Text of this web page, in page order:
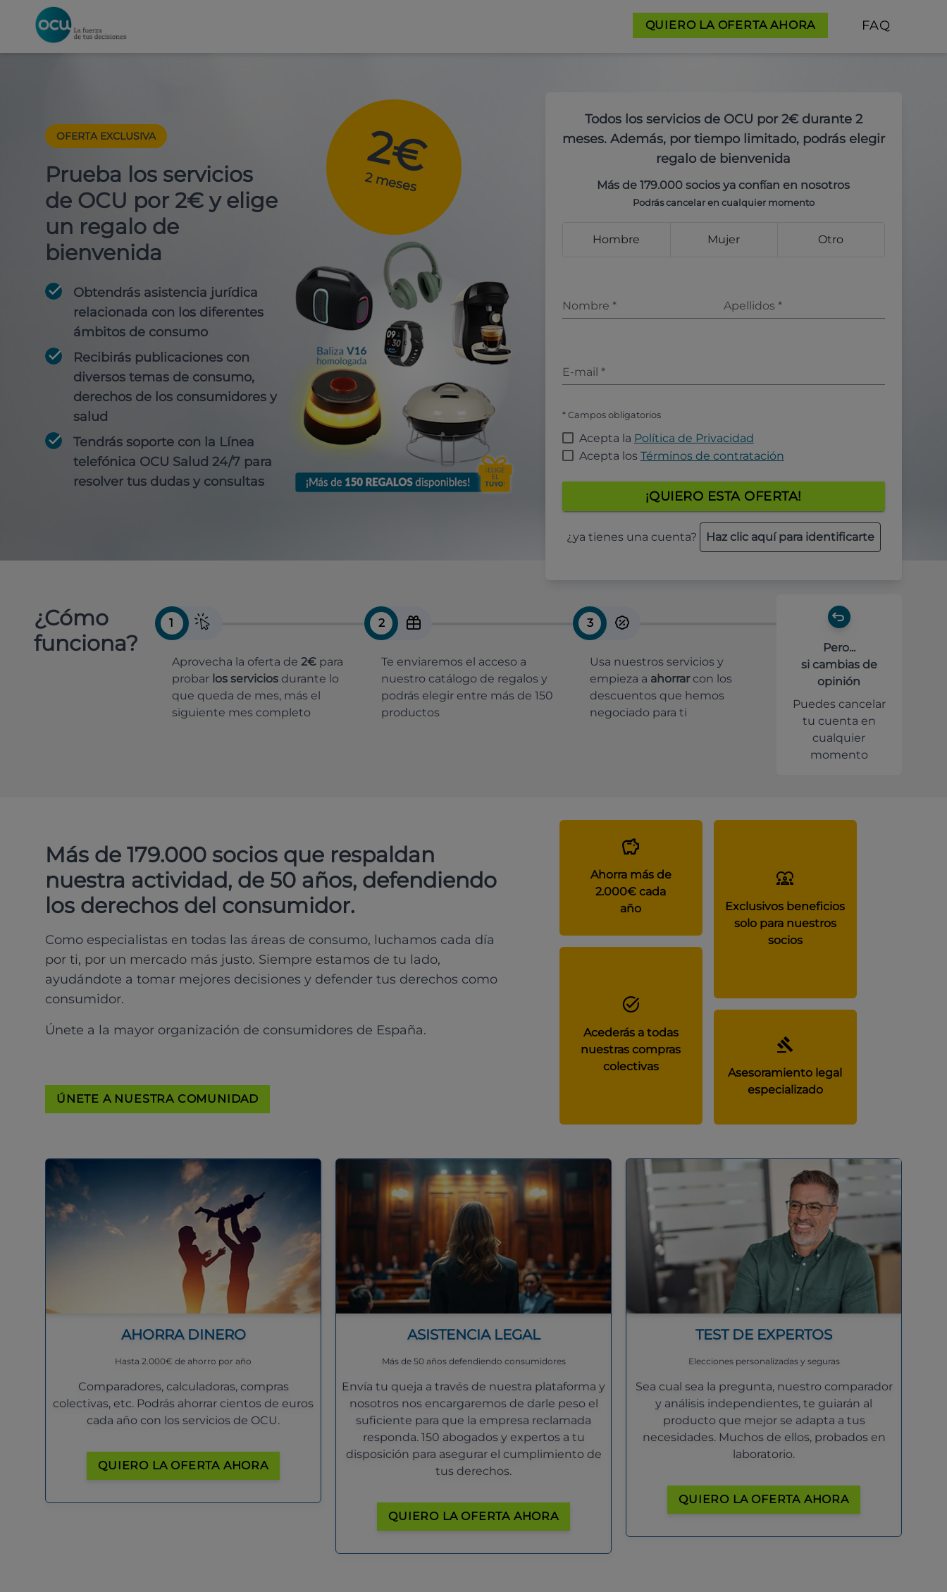
QUIERO LA OFERTA AHORA FAQ
OFERTA EXCLUSIVA
Prueba los servicios
de OCU por 2€ y elige
un regalo de
bienvenida
Obtendrás asistencia jurídica
relacionada con los diferentes
ámbitos de consumo
Recibirás publicaciones con
diversos temas de consumo,
derechos de los consumidores y
salud
Tendrás soporte con la Línea
telefónica OCU Salud 24/7 para
resolver tus dudas y consultas
2€
2 meses
Todos los servicios de OCU por 2€ durante 2
meses. Además, por tiempo limitado, podrás elegir
regalo de bienvenida
Más de 179.000 socios ya confían en nosotros
Podrás cancelar en cualquier momento
Hombre Mujer Otro
Nombre * Apellidos *
E-mail *
* Campos obligatorios
Acepta la Política de Privacidad
Acepta los Términos de contratación
¡QUIERO ESTA OFERTA!
¿ya tienes una cuenta? Haz clic aquí para identificarte
¿Cómo
funciona?
1
Aprovecha la oferta de 2€ para
probar los servicios durante lo
que queda de mes, más el
siguiente mes completo
2
Te enviaremos el acceso a
nuestro catálogo de regalos y
podrás elegir entre más de 150
productos
3
Usa nuestros servicios y
empieza a ahorrar con los
descuentos que hemos
negociado para ti
Pero...
si cambias de
opinión
Puedes cancelar
tu cuenta en
cualquier
momento
Más de 179.000 socios que respaldan
nuestra actividad, de 50 años, defendiendo
los derechos del consumidor.
Como especialistas en todas las áreas de consumo, luchamos cada día
por ti, por un mercado más justo. Siempre estamos de tu lado,
ayudándote a tomar mejores decisiones y defender tus derechos como
consumidor.
Únete a la mayor organización de consumidores de España.
ÚNETE A NUESTRA COMUNIDAD
Ahorra más de
2.000€ cada
año
Exclusivos beneficios
solo para nuestros
socios
Acederás a todas
nuestras compras
colectivas
Asesoramiento legal
especializado
AHORRA DINERO
Hasta 2.000€ de ahorro por año
Comparadores, calculadoras, compras
colectivas, etc. Podrás ahorrar cientos de euros
cada año con los servicios de OCU.
QUIERO LA OFERTA AHORA
ASISTENCIA LEGAL
Más de 50 años defendiendo consumidores
Envía tu queja a través de nuestra plataforma y
nosotros nos encargaremos de darle peso el
suficiente para que la empresa reclamada
responda. 150 abogados y expertos a tu
disposición para asegurar el cumplimiento de
tus derechos.
QUIERO LA OFERTA AHORA
TEST DE EXPERTOS
Elecciones personalizadas y seguras
Sea cual sea la pregunta, nuestro comparador
y análisis independientes, te guiarán al
producto que mejor se adapta a tus
necesidades. Muchos de ellos, probados en
laboratorio.
QUIERO LA OFERTA AHORA